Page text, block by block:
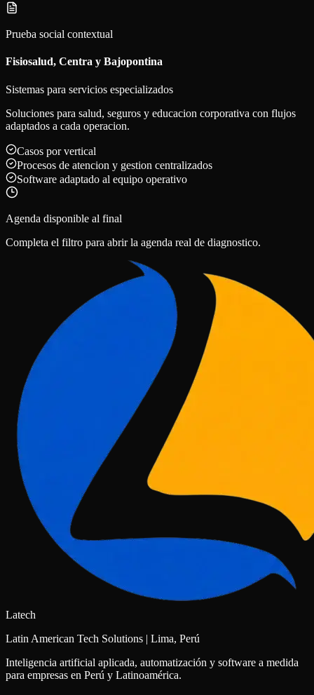
Prueba social contextual
Fisiosalud, Centra y Bajopontina
Sistemas para servicios especializados
Soluciones para salud, seguros y educacion corporativa con flujos
adaptados a cada operacion.
Casos por vertical
Procesos de atencion y gestion centralizados
Software adaptado al equipo operativo
Agenda disponible al final
Completa el filtro para abrir la agenda real de diagnostico.
Latech
Latin American Tech Solutions | Lima, Perú
Inteligencia artificial aplicada, automatización y software a medida
para empresas en Perú y Latinoamérica.